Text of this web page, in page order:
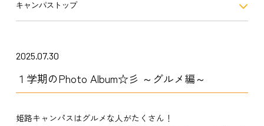
キャンパストップ
2025.07.30
１学期のPhoto Album☆彡 ～グルメ編～
姫路キャンパスはグルメな人がたくさん！